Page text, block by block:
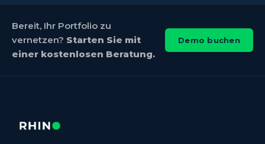
Bereit, Ihr Portfolio zu
vernetzen? Starten Sie mit
einer kostenlosen Beratung.
Demo buchen